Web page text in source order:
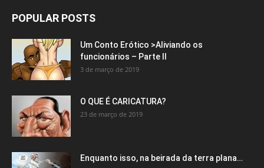
POPULAR POSTS
Um Conto Erótico >Aliviando os
funcionários – Parte II
3 de março de 2019
O QUE É CARICATURA?
23 de março de 2019
Enquanto isso, na beirada da terra plana…